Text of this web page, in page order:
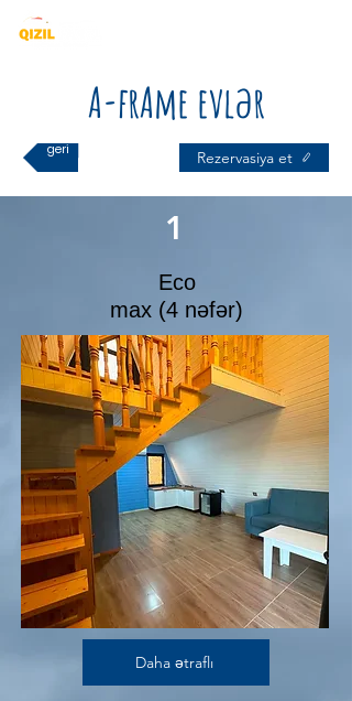
A-frAme evlər
geri Rezervasiya et
1
Eco
max (4 nəfər)
Daha ətraflı